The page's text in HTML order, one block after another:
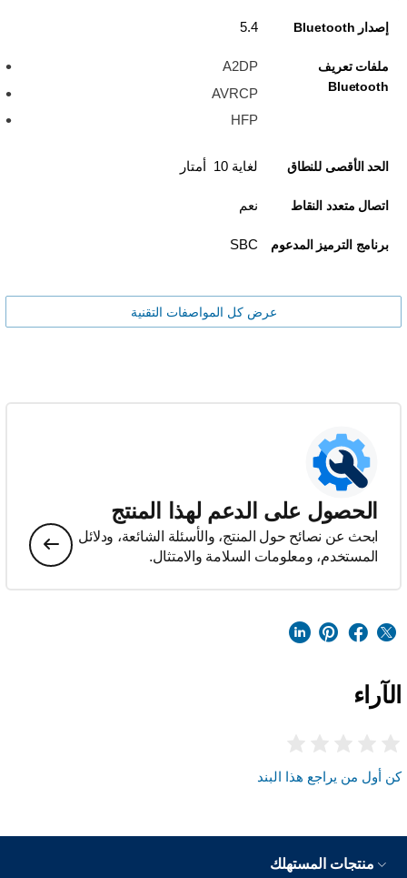
إصدار Bluetooth 5.4
ملفات تعريف
Bluetooth
A2DP
AVRCP
HFP
الحد الأقصى للنطاق لغاية 10 أمتار
اتصال متعدد النقاط نعم
برنامج الترميز المدعوم SBC
عرض كل المواصفات التقنية
الحصول على الدعم لهذا المنتج
ابحث عن نصائح حول المنتج، والأسئلة الشائعة، ودلائل
المستخدم، ومعلومات السلامة والامتثال.
الآراء
كن أول من يراجع هذا البند
منتجات المستهلك